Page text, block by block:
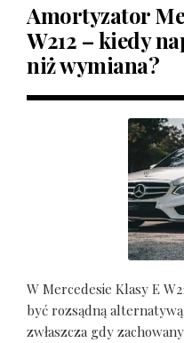
Amortyzator
W212 – kiedy
niż wymiana?
W Mercedesie Klasy E
być rozsądną
zwłaszcza gdy